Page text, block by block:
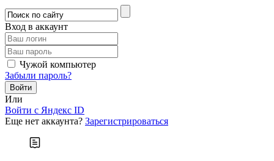
Вход в аккаунт
Чужой компьютер
Забыли пароль?
Или
Войти c Яндекс ID
Еще нет аккаунта? Зарегистрироваться